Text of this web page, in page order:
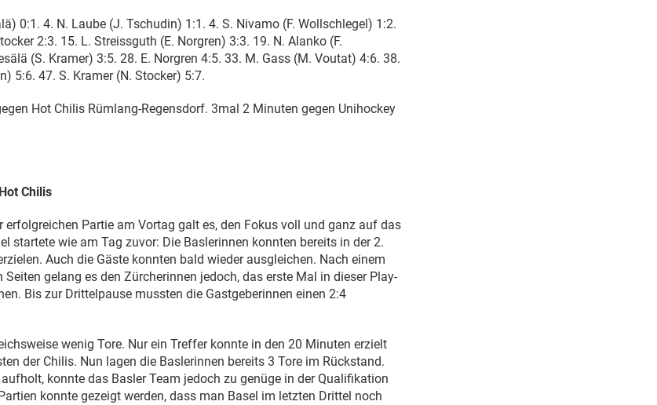
0:1. 4. N. Laube (J. Tschudin) 1:1. 4. S. Nivamo (F. Wollschlegel) 1:2.
2:3. 15. L. Streissguth (E. Norgren) 3:3. 19. N. Alanko (F.
(S. Kramer) 3:5. 28. E. Norgren 4:5. 33. M. Gass (M. Voutat) 4:6. 38.
5:6. 47. S. Kramer (N. Stocker) 5:7.
Hot Chilis Rümlang-Regensdorf. 3mal 2 Minuten gegen Unihockey
Chilis
erfolgreichen Partie am Vortag galt es, den Fokus voll und ganz auf das
startete wie am Tag zuvor: Die Baslerinnen konnten bereits in der 2.
Auch die Gäste konnten bald wieder ausgleichen. Nach einem
gelang es den Zürcherinnen jedoch, das erste Mal in dieser Play-
Bis zur Drittelpause mussten die Gastgeberinnen einen 2:4
wenig Tore. Nur ein Treffer konnte in den 20 Minuten erzielt
der Chilis. Nun lagen die Baslerinnen bereits 3 Tore im Rückstand.
konnte das Basler Team jedoch zu genüge in der Qualifikation
konnte gezeigt werden, dass man Basel im letzten Drittel noch